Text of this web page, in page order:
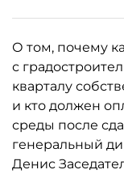
О том, почему
с
кварталу
и кто должен
среды после
генеральный
Денис